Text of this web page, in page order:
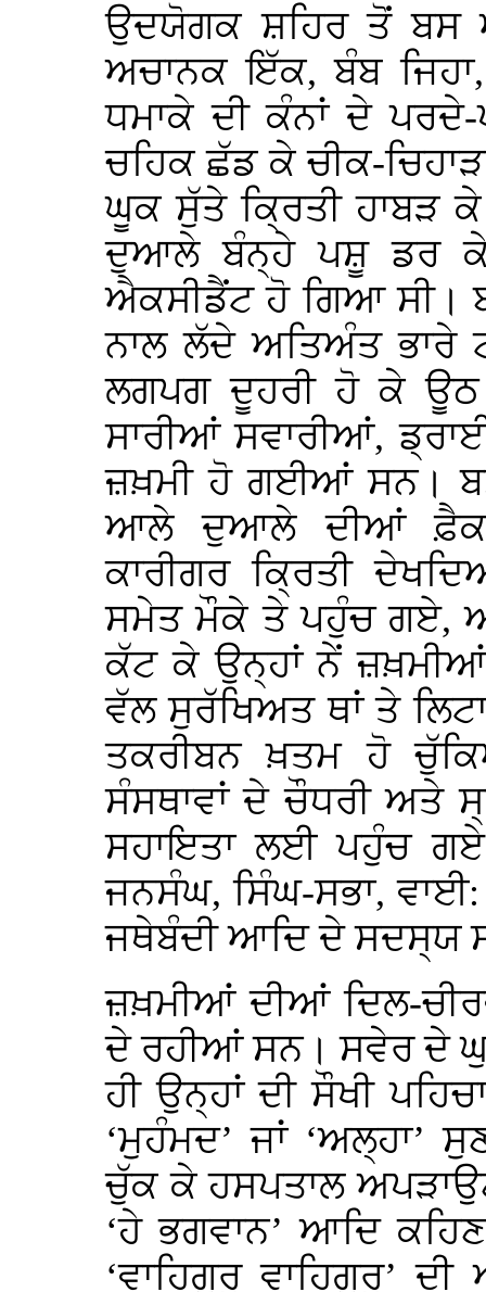
ਉਦਯੋਗਕ ਸ਼ਹਿਰ ਤੋਂ ਬਸ
ਅਚਾਨਕ ਇੱਕ, ਬੰਬ
ਧਮਾਕੇ ਦੀ ਕੰਨਾਂ ਦੇ ਪਰਦੇ-
ਚਹਿਕ ਛੱਡ ਕੇ ਚੀਕ-
ਘੂਕ ਸੁੱਤੇ ਕ੍ਰਿਤੀ
ਦੁਆਲੇ ਬੰਨ੍ਹੇ ਪਸ਼ੂ ਡਰ ਕੇ
ਐਕਸੀਡੈਂਟ ਹੋ ਗਿਆ ਸੀ।
ਨਾਲ ਲੱਦੇ ਅਤਿਅੰਤ ਭਾਰੇ
ਲਗਪਗ ਦੂਹਰੀ ਹੋ ਕੇ ਊਠ
ਸਾਰੀਆਂ ਸਵਾਰੀਆਂ,
ਜ਼ਖ਼ਮੀ ਹੋ ਗਈਆਂ ਸਨ।
ਆਲੇ ਦੁਆਲੇ ਦੀਆਂ
ਕਾਰੀਗਰ ਕ੍ਰਿਤੀ
ਸਮੇਤ ਮੌਕੇ ਤੇ ਪਹੁੰਚ ਗਏ,
ਕੱਟ ਕੇ ਉਨ੍ਹਾਂ ਨੇਂ
ਵੱਲ ਸੁਰੱਖਿਅਤ ਥਾਂ ਤੇ
ਤਕਰੀਬਨ ਖ਼ਤਮ ਹੋ
ਸੰਸਥਾਵਾਂ ਦੇ ਚੌਧਰੀ ਅਤੇ
ਸਹਾਇਤਾ ਲਈ ਪਹੁੰਚ
ਜਨਸੰਘ, ਸਿੰਘ-ਸਭਾ,
ਜਥੇਬੰਦੀ ਆਦਿ ਦੇ ਸਦਸ੍ਯ
ਜ਼ਖ਼ਮੀਆਂ ਦੀਆਂ ਦਿਲ-
ਦੇ ਰਹੀਆਂ ਸਨ। ਸਵੇਰ ਦੇ
ਹੀ ਉਨ੍ਹਾਂ ਦੀ ਸੌਖੀ
‘ਮੁਹੰਮਦ’ ਜਾਂ ‘ਅਲ੍ਹਾ’
ਚੁੱਕ ਕੇ ਹਸਪਤਾਲ
‘ਹੇ ਭਗਵਾਨ’ ਆਦਿ
‘ਵਾਹਿਗੁਰੂ ਵਾਹਿਗੁਰੂ’